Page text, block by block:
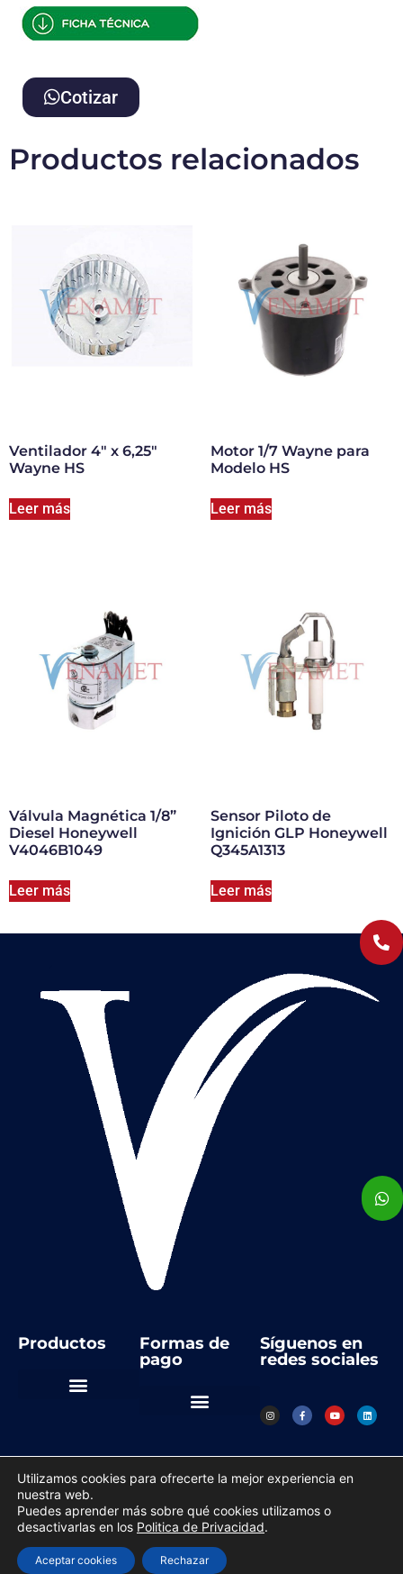
Cotizar
Productos relacionados
Ventilador 4″ x 6,25″
Wayne HS
Leer más
Motor 1/7 Wayne para
Modelo HS
Leer más
Válvula Magnética 1/8”
Diesel Honeywell
V4046B1049
Leer más
Sensor Piloto de
Ignición GLP Honeywell
Q345A1313
Leer más
Productos
Formas de
pago
Síguenos en
redes sociales
Copyright © 2023 todos los derechos reservados
Política de Privacidad
Hecho con Desager
Utilizamos cookies para ofrecerte la mejor experiencia en
nuestra web.
Puedes aprender más sobre qué cookies utilizamos o
desactivarlas en los Politica de Privacidad.
Aceptar cookies Rechazar